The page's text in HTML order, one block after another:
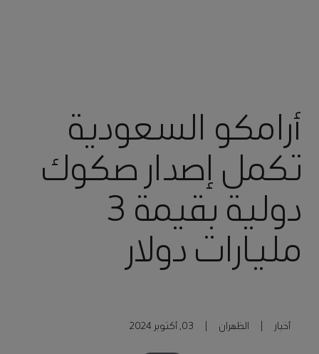
أرامكو السعودية
تكمل إصدار صكوك
دولية بقيمة 3
مليارات دولار
أخبار الظهران 03, أكتوبر 2024